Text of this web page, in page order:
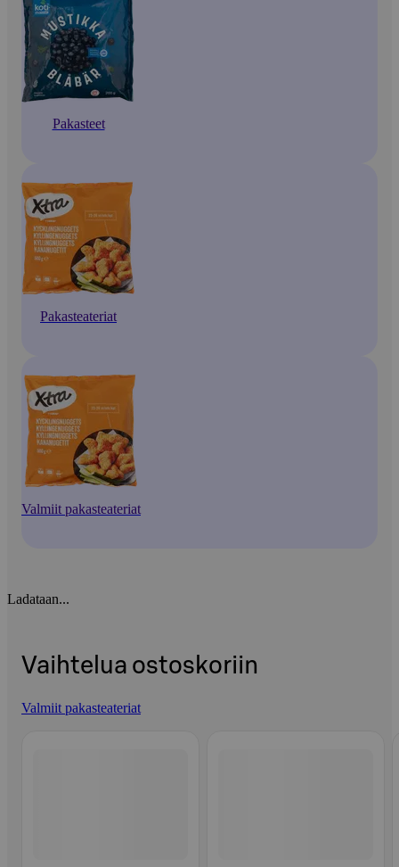
Pakasteet
Pakasteateriat
Valmiit pakasteateriat
Ladataan...
Vaihtelua ostoskoriin
Valmiit pakasteateriat